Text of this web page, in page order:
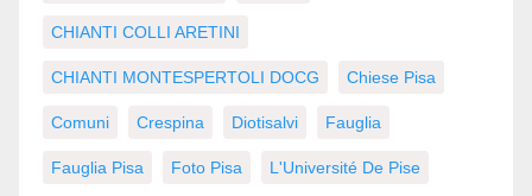
CHIANTI COLLI ARETINI
CHIANTI MONTESPERTOLI DOCG Chiese Pisa
Comuni Crespina Diotisalvi Fauglia
Fauglia Pisa Foto Pisa L'Université De Pise